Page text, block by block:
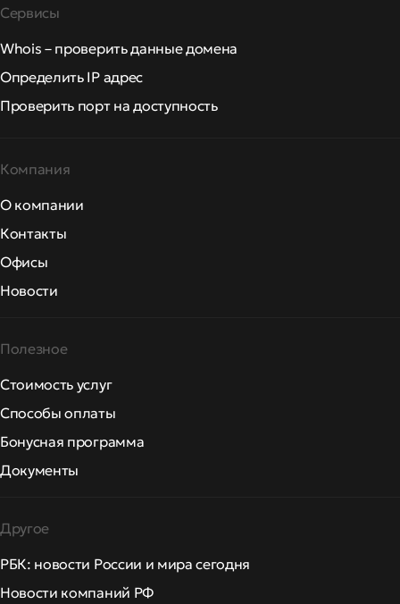
Сервисы
Whois – проверить данные домена
Определить IP адрес
Проверить порт на доступность
Компания
О компании
Контакты
Офисы
Новости
Полезное
Стоимость услуг
Способы оплаты
Бонусная программа
Документы
Другое
РБК: новости России и мира сегодня
Новости компаний РФ